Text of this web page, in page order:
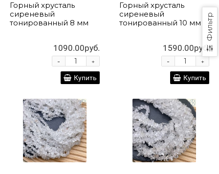
Фильтр
Горный хрусталь
сиреневый
тонированный 8 мм
1090.00руб.
+
-
Купить
Горный хрусталь
сиреневый
тонированный 10 мм
1590.00руб.
+
-
Купить